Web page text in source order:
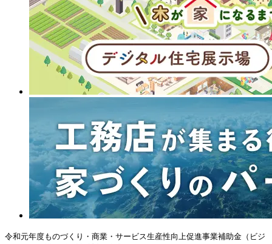
令和元年度ものづくり・商業・サービス生産性向上促進事業補助金（ビジ